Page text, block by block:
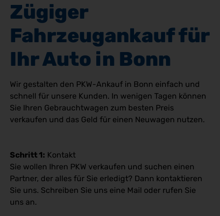
Zügiger
Fahrzeugankauf für
Ihr Auto in Bonn
Wir gestalten den PKW-Ankauf in Bonn einfach und
schnell für unsere Kunden. In wenigen Tagen können
Sie Ihren Gebrauchtwagen zum besten Preis
verkaufen und das Geld für einen Neuwagen nutzen.
Schritt 1: Kontakt
Sie wollen Ihren PKW verkaufen und suchen einen
Partner, der alles für Sie erledigt? Dann kontaktieren
Sie uns. Schreiben Sie uns eine Mail oder rufen Sie
uns an.